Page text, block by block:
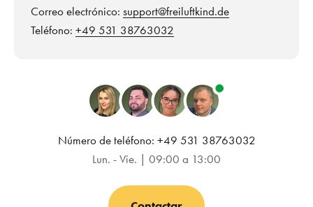
Correo electrónico: support@freiluftkind.de
Teléfono: +49 531 38763032
Número de teléfono: +49 531 38763032
Lun. - Vie. | 09:00 a 13:00